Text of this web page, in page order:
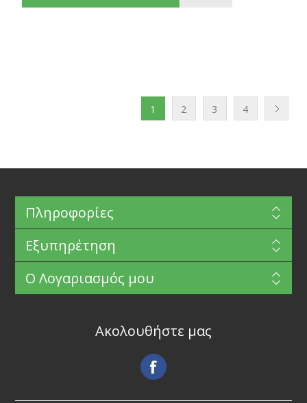
1 2 3 4
Πληροφορίες
Εξυπηρέτηση
Ο Λογαριασμός μου
Ακολουθήστε μας